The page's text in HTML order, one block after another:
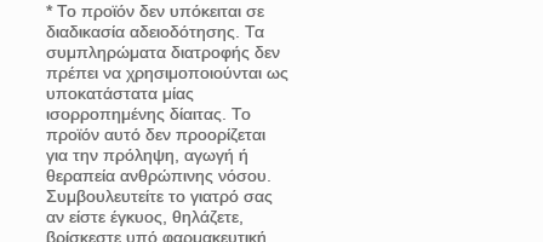
* Το προϊόν δεν υπόκειται σε
διαδικασία αδειοδότησης. Τα
συμπληρώματα διατροφής δεν
πρέπει να χρησιμοποιούνται ως
υποκατάστατα μίας
ισορροπημένης δίαιτας. Το
προϊόν αυτό δεν προορίζεται
για την πρόληψη, αγωγή ή
θεραπεία ανθρώπινης νόσου.
Συμβουλευτείτε το γιατρό σας
αν είστε έγκυος, θηλάζετε,
βρίσκεστε υπό φαρμακευτική